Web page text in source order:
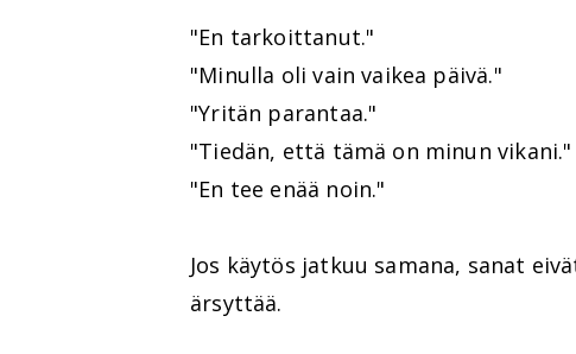
"En tarkoittanut."
"Minulla oli vain vaikea päivä."
"Yritän parantaa."
"Tiedän, että tämä on minun vikani."
"En tee enää noin."
Jos käytös jatkuu samana, sanat
ärsyttää.